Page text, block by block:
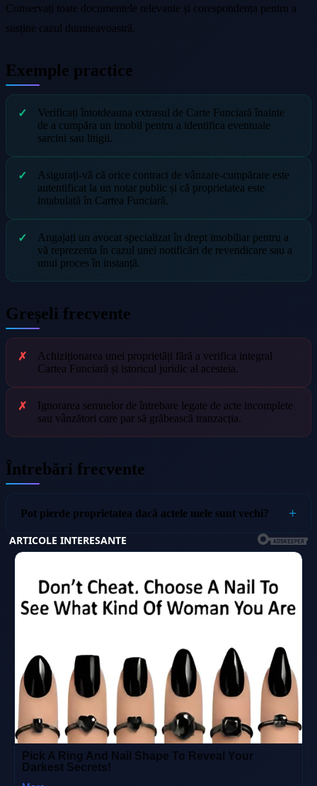
Conservați toate documentele relevante și corespondența pentru a
susține cazul dumneavoastră.
Exemple practice
Verificați întotdeauna extrasul de Carte Funciară înainte
de a cumpăra un imobil pentru a identifica eventuale
sarcini sau litigii.
Asigurați-vă că orice contract de vânzare-cumpărare este
autentificat la un notar public și că proprietatea este
intabulată în Cartea Funciară.
Angajați un avocat specializat în drept imobiliar pentru a
vă reprezenta în cazul unei notificări de revendicare sau a
unui proces în instanță.
Greșeli frecvente
Achiziționarea unei proprietăți fără a verifica integral
Cartea Funciară și istoricul juridic al acesteia.
Ignorarea semnelor de întrebare legate de acte incomplete
sau vânzători care par să grăbească tranzacția.
Întrebări frecvente
Pot pierde proprietatea dacă actele mele sunt vechi?